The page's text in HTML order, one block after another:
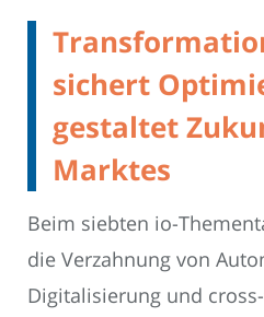
sichert
gestaltet
Marktes
Beim siebten io-
die Verzahnung von
Digitalisierung und